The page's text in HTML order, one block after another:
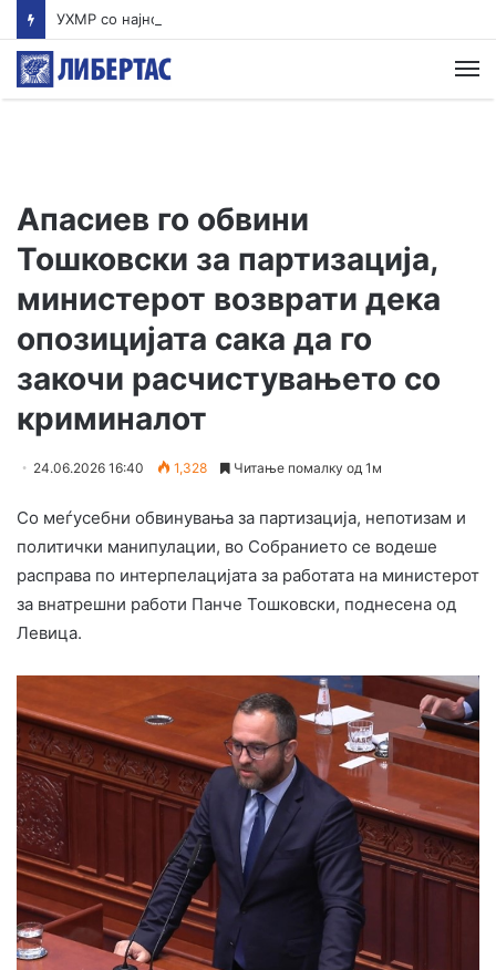
Апасиев го обвини
Тошковски за партизација,
министерот возврати дека
опозицијата сака да го
закочи расчистувањето со
криминалот
24.06.2026 16:40 1,328 Читање помалку од 1м
Со меѓусебни обвинувања за партизација, непотизам и
политички манипулации, во Собранието се водеше
расправа по интерпелацијата за работата на министерот
за внатрешни работи Панче Тошковски, поднесена од
Левица.